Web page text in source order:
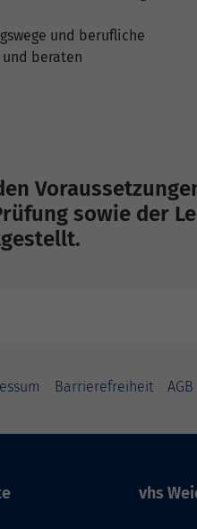
und berufliche
beraten
sowie der
Barrierefreiheit AGB
vhs